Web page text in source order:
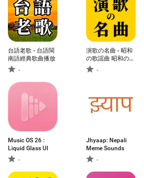
台語老歌 - 台語閩
南語經典歌曲播放
-
演歌の名曲 - 昭和
の歌謡曲 昭和の名
曲 懐メロ
-
Music OS 26 :
Liquid Glass UI
-
Jhyaap: Nepali
Meme Sounds
-